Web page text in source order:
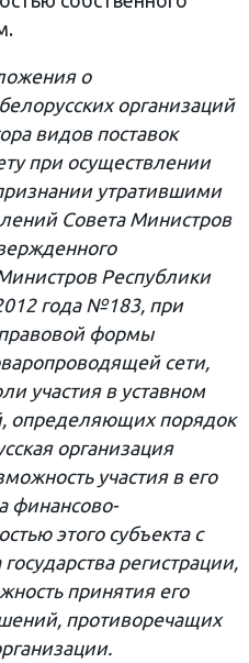
о
организаций
видов поставок
при осуществлении
утратившими
Совета Министров
Республики
года №183, при
формы
сети,
участия в уставном
определяющих порядок
организация
участия в его
финансово-
этого субъекта с
регистрации,
принятия его
противоречащих